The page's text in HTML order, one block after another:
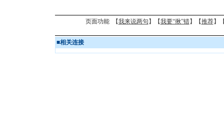
页面功能 【我来说两句 】【我要“揪”错】【推荐】
■相关连接